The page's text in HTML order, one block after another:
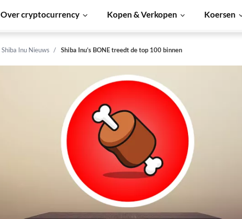
Over cryptocurrency Kopen & Verkopen Koersen
Shiba Inu Nieuws Shiba Inu’s BONE treedt de top 100 binnen